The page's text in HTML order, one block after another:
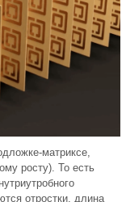
матриксе,
росту). То есть
отростки, длина